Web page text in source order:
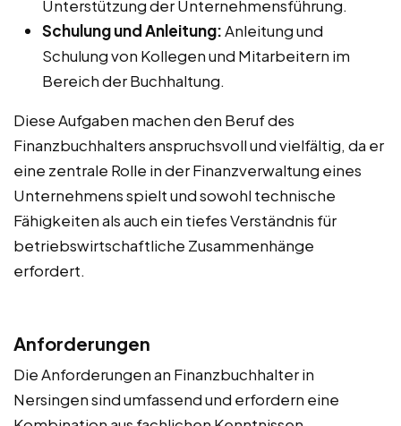
Unterstützung der Unternehmensführung.
Schulung und Anleitung:Anleitung und
Schulung von Kollegen und Mitarbeitern im
Bereich der Buchhaltung.
Diese Aufgaben machen den Beruf des
Finanzbuchhalters anspruchsvoll und vielfältig, da er
eine zentrale Rolle in der Finanzverwaltung eines
Unternehmens spielt und sowohl technische
Fähigkeiten als auch ein tiefes Verständnis für
betriebswirtschaftliche Zusammenhänge
erfordert.
Anforderungen
Die Anforderungen an Finanzbuchhalter in
Nersingen sind umfassend und erfordern eine